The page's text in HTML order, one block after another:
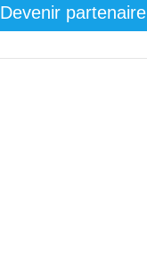
Devenir partenaire